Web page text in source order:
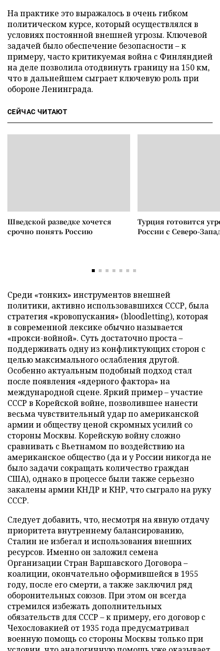
На практике это выражалось в очень гибком
политическом курсе, который осуществлялся в
условиях постоянной внешней угрозы. Ключевой
задачей было обеспечение безопасности – к
примеру, часто критикуемая война с Финляндией
на деле позволила отодвинуть границу на 150 км,
что в дальнейшем сыграет ключевую роль при
обороне Ленинграда.
СЕЙЧАС ЧИТАЮТ
Шведской разведке хочется
срочно понять Россию
Турция готовится
России с Северо-
Среди «тонких» инструментов внешней
политики, активно использовавшихся СССР, была
стратегия «кровопускания» (bloodletting), которая
в современной лексике обычно называется
«прокси-войной». Суть достаточно проста –
поддерживать одну из конфликтующих сторон с
целью максимального ослабления другой.
Особенно актуальным подобный подход стал
после появления «ядерного фактора» на
международной сцене. Яркий пример – участие
СССР в Корейской войне, позволившее нанести
весьма чувствительный удар по американской
армии и обществу ценой скромных усилий со
стороны Москвы. Корейскую войну сложно
сравнивать с Вьетнамом по воздействию на
американское общество (да и у России никогда не
было задачи сокращать количество граждан
США), однако в процессе были также серьезно
закалены армии КНДР и КНР, что сыграло на руку
СССР.
Следует добавить, что, несмотря на явную отдачу
приоритета внутреннему балансированию,
Сталин не избегал и использования внешних
ресурсов. Именно он заложил семена
Организации Стран Варшавского Договора –
коалиции, окончательно оформившейся в 1955
году, после его смерти, а также заключил ряд
оборонительных союзов. При этом он всегда
стремился избежать дополнительных
обязательств для СССР – к примеру, его договор с
Чехословакией от 1935 года предусматривал
военную помощь со стороны Москвы только при